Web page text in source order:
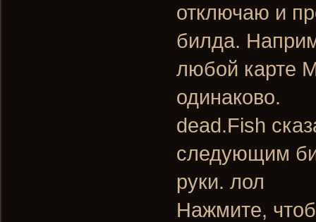
отключаю и
билда.
любой карте
одинаково.
dead.Fish
следующим
руки. лол
Нажмите,